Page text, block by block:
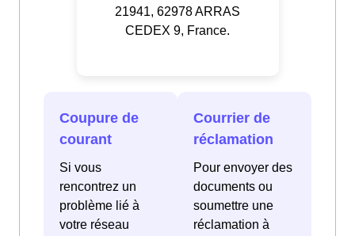
21941, 62978 ARRAS
CEDEX 9, France.
Coupure de
courant
Si vous
rencontrez un
problème lié à
votre réseau
Courrier de
réclamation
Pour envoyer des
documents ou
soumettre une
réclamation à